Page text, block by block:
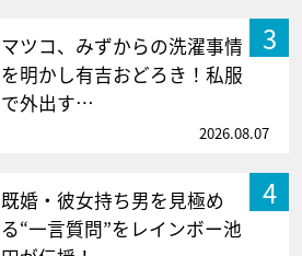
3
マツコ、みずからの洗濯事情
を明かし有吉おどろき！私服
で外出す…
2026.08.07
4
既婚・彼女持ち男を見極め
る“一言質問”をレインボー池